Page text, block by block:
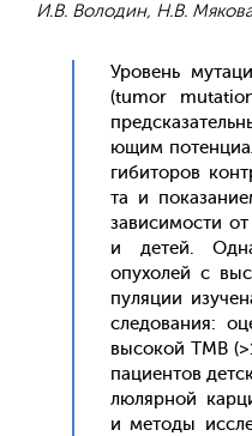
И.В. Володин, Н.В.
Уро­вень
(tumor
ющим
ги­бито­ров
та и
за­виси­мос­ти
и де­тей.
опу­холей с
пуля­ции
сле­дова­ния:
вы­сокой TMB
па­ци­ен­тов
лю­ляр­ной
и ме­тоды